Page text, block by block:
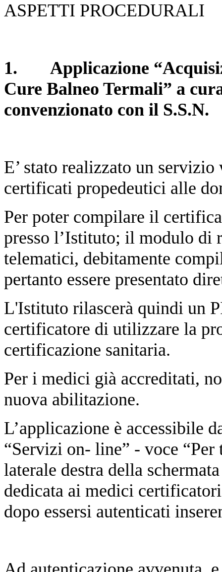
ASPETTI PROCEDURALI
1.
Applicazione
Cure Balneo Termali” a
convenzionato con il S.S.N.
E’ stato realizzato un
certificati propedeutici alle
Per poter compilare il
presso l’Istituto; il modulo di
telematici, debitamente
pertanto essere presentato
L'Istituto rilascerà quindi un
certificatore di utilizzare la
certificazione sanitaria.
Per i medici già accreditati,
nuova abilitazione.
L’applicazione è accessibile
“Servizi on- line” - voce
laterale destra della
dedicata ai medici
dopo essersi autenticati